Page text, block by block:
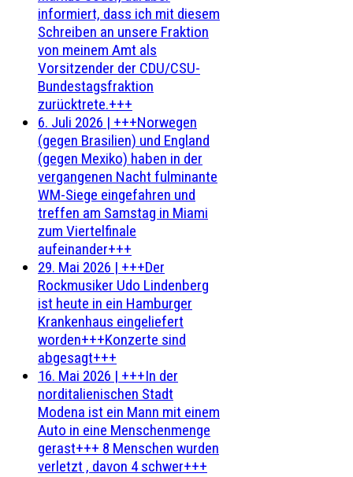
informiert, dass ich mit diesem
Schreiben an unsere Fraktion
von meinem Amt als
Vorsitzender der CDU/CSU-
Bundestagsfraktion
zurücktrete.+++
6. Juli 2026 | +++Norwegen
(gegen Brasilien) und England
(gegen Mexiko) haben in der
vergangenen Nacht fulminante
WM-Siege eingefahren und
treffen am Samstag in Miami
zum Viertelfinale
aufeinander+++
29. Mai 2026 | +++Der
Rockmusiker Udo Lindenberg
ist heute in ein Hamburger
Krankenhaus eingeliefert
worden+++Konzerte sind
abgesagt+++
16. Mai 2026 | +++In der
norditalienischen Stadt
Modena ist ein Mann mit einem
Auto in eine Menschenmenge
gerast+++ 8 Menschen wurden
verletzt , davon 4 schwer+++